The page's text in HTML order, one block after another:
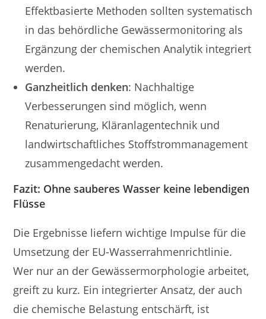
Effektbasierte Methoden sollten systematisch
in das behördliche Gewässermonitoring als
Ergänzung der chemischen Analytik integriert
werden.
Ganzheitlich denken: Nachhaltige
Verbesserungen sind möglich, wenn
Renaturierung, Kläranlagentechnik und
landwirtschaftliches Stoffstrommanagement
zusammengedacht werden.
Fazit: Ohne sauberes Wasser keine lebendigen
Flüsse
Die Ergebnisse liefern wichtige Impulse für die
Umsetzung der EU-Wasserrahmenrichtlinie.
Wer nur an der Gewässermorphologie arbeitet,
greift zu kurz. Ein integrierter Ansatz, der auch
die chemische Belastung entschärft, ist